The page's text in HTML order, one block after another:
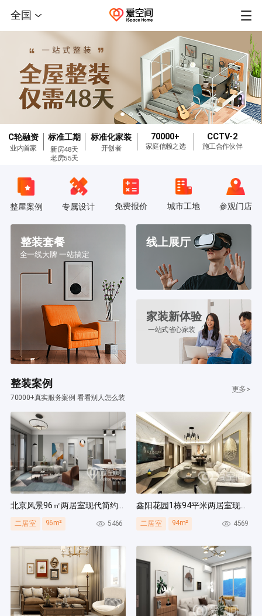
全国
C轮融资
业内首家
标准工期
新房48天
老房55天
标准化家装
开创者
70000+
家庭信赖之选
CCTV-2
施工合作伙伴
整屋案例 专属设计 免费报价 城市工地 参观门店
整装套餐
全一线大牌 一站搞定
线上展厅
家装新体验
一站式省心家装
整装案例
70000+真实服务案例 看看别人怎么装
更多>
北京风景96㎡两居室现代简约风装修案例
二居室 96m² 5466
鑫阳花园1栋94平米两居室现代简约风装修案例
二居室 94m² 4569